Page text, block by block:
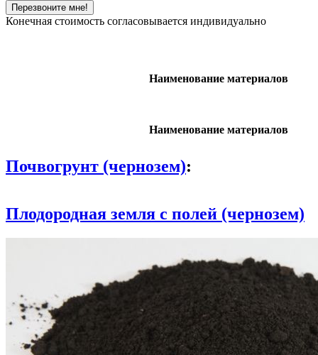
Перезвоните мне!
Конечная стоимость согласовывается индивидуально
Наименование материалов
Наименование материалов
Почвогрунт (чернозем):
Плодородная земля с полей (чернозем)